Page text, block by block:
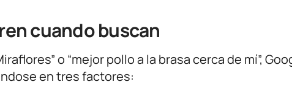
cuando buscan
o “mejor pollo a la brasa cerca de mí”,
en tres factores: